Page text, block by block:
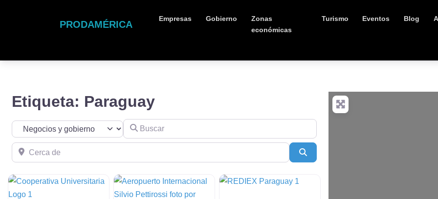
PRODAMÉRICA
Empresas Gobierno
Zonas
económicas
Turismo Eventos Blog
Etiqueta: Paraguay
Seleccionar el formulario de búsqueda
Buscar
Cerca de